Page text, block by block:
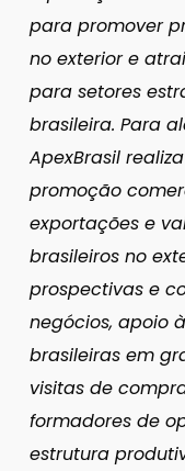
para promover
no exterior e
para setores
brasileira. Para
ApexBrasil
promoção
exportações e
brasileiros no
prospectivas e
negócios, apoio
brasileiras em
visitas de
formadores de
estrutura